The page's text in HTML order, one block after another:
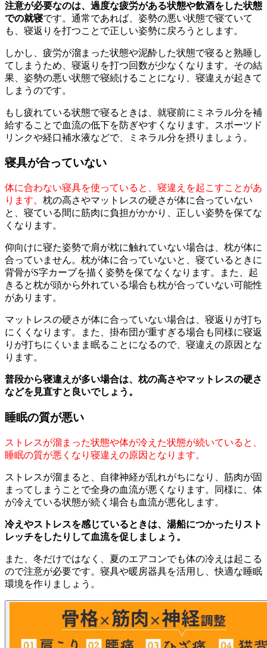
注意が必要なのは、過度な疲労がある状態や飲酒をした状態
での就寝です。通常であれば、姿勢の悪い状態で寝ていて
も、寝返りを打つことで正しい姿勢に戻ろうとします。
しかし、疲労が溜まった状態や泥酔した状態で寝ると熟睡し
てしまうため、寝返りを打つ回数が少なくなります。その結
果、姿勢の悪い状態で寝続けることになり、寝違えが起きて
しまうのです。
もし疲れている状態で寝るときは、就寝前にミネラル分を補
給することで血流の低下を防ぎやすくなります。スポーツド
リンクや経口補水液などで、ミネラル分を摂りましょう。
寝具が合っていない
体に合わない寝具を使っていると、寝違えを起こすことがあ
ります。 枕の高さやマットレスの硬さが体に合っていない
と、寝ている間に筋肉に負担がかかり、正しい姿勢を保てな
くなります。
仰向けに寝た姿勢で肩が枕に触れていない場合は、枕が体に
合っていません。枕が体に合っていないと、寝ているときに
背骨がS字カーブを描く姿勢を保てなくなります。また、起
きると枕が頭から外れている場合も枕が合っていない可能性
があります。
マットレスの硬さが体に合っていない場合は、寝返りが打ち
にくくなります。また、掛布団が重すぎる場合も同様に寝返
りが打ちにくいまま眠ることになるので、寝違えの原因とな
ります。
普段から寝違えが多い場合は、枕の高さやマットレスの硬さ
などを見直すと良いでしょう。
睡眠の質が悪い
ストレスが溜まった状態や体が冷えた状態が続いていると、
睡眠の質が悪くなり寝違えの原因となります。
ストレスが溜まると、自律神経が乱れがちになり、筋肉が固
まってしまうことで全身の血流が悪くなります。同様に、体
が冷えている状態が続く場合も血流が悪化します。
冷えやストレスを感じているときは、湯船につかったりスト
レッチをしたりして血流を促しましょう。
また、冬だけではなく、夏のエアコンでも体の冷えは起こる
ので注意が必要です。寝具や暖房器具を活用し、快適な睡眠
環境を作りましょう。